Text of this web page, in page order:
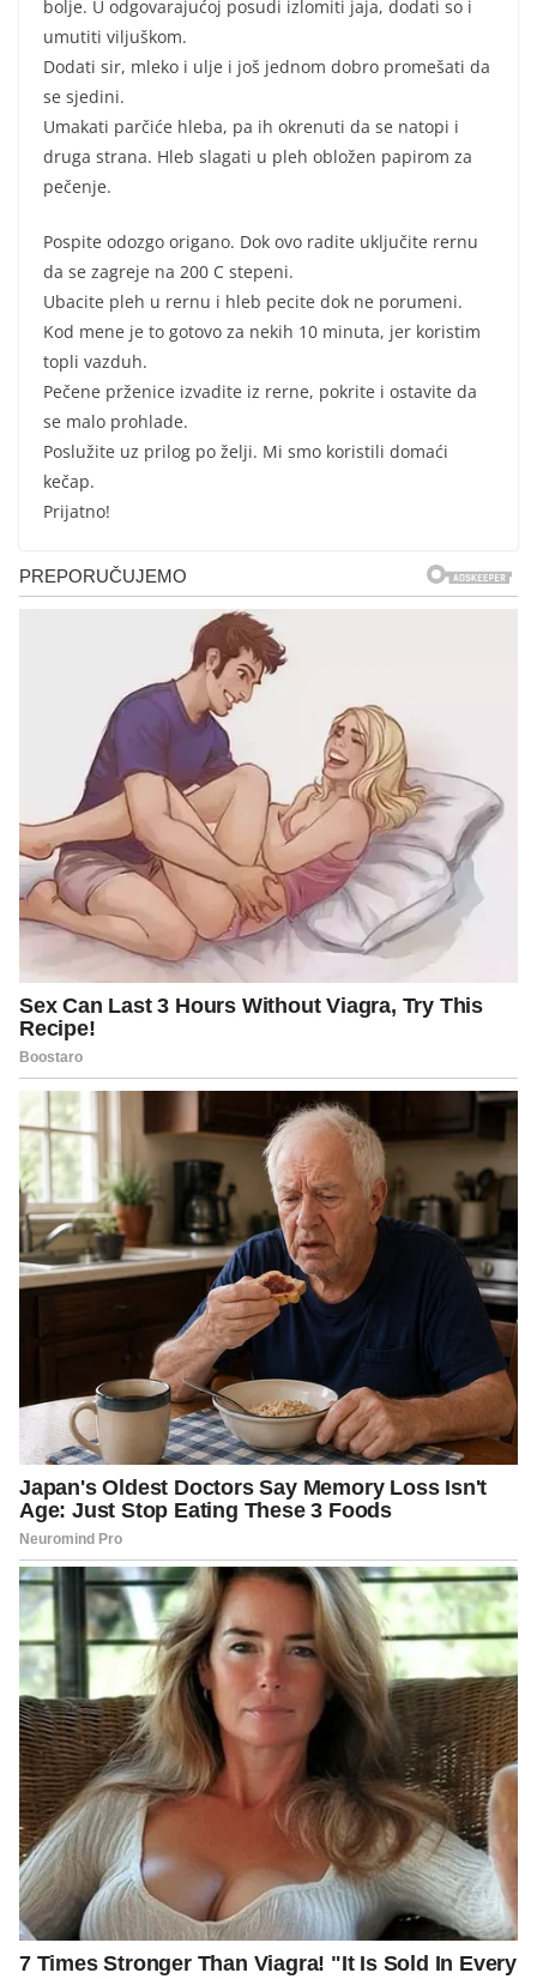
bolje. U odgovarajućoj posudi izlomiti jaja, dodati so i
umutiti viljuškom.
Dodati sir, mleko i ulje i još jednom dobro promešati da
se sjedini.
Umakati parčiće hleba, pa ih okrenuti da se natopi i
druga strana. Hleb slagati u pleh obložen papirom za
pečenje.
Pospite odozgo origano. Dok ovo radite uključite rernu
da se zagreje na 200 C stepeni.
Ubacite pleh u rernu i hleb pecite dok ne porumeni.
Kod mene je to gotovo za nekih 10 minuta, jer koristim
topli vazduh.
Pečene prženice izvadite iz rerne, pokrite i ostavite da
se malo prohlade.
Poslužite uz prilog po želji. Mi smo koristili domaći
kečap.
Prijatno!